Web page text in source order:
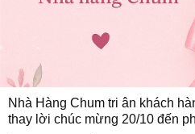
Nhà Hàng Chum tri ân khách
thay lời chúc mừng 20/10 đến